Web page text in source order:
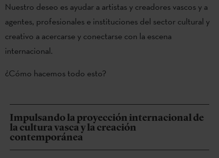
Nuestro deseo es ayudar a artistas y creadores vascos y a
agentes, profesionales e instituciones del sector cultural y
creativo a acercarse y conectarse con la escena
internacional.
¿Cómo hacemos todo esto?
Impulsando la proyección internacional de
la cultura vasca y la creación
contemporánea